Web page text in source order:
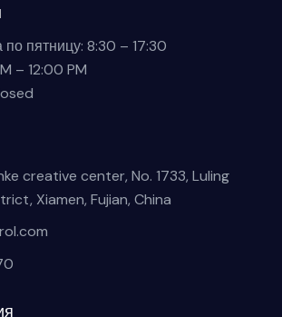
пятницу: 8:30 – 17:30
– 12:00 PM
creative center, No. 1733, Luling
Xiamen, Fujian, China